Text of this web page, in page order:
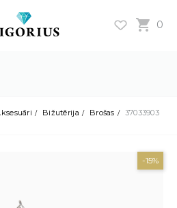
0
Bižutērija Brošas 37033903
-15%